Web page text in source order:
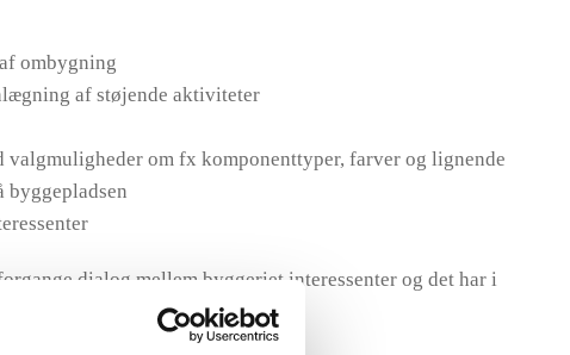
ombygning
af støjende aktiviteter
valgmuligheder om fx komponenttyper, farver og lignende
byggepladsen
dialog mellem byggeriet interessenter og det har i
og problemstillinger.